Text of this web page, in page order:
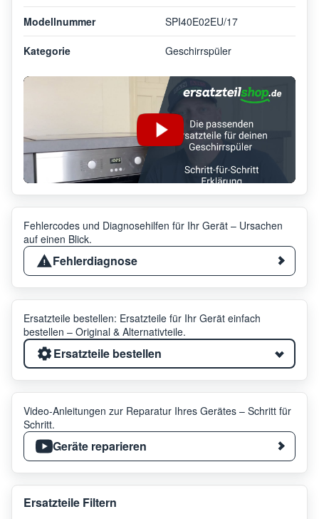
Modellnummer SPI40E02EU/17
Kategorie Geschirrspüler
Fehlercodes und Diagnosehilfen für Ihr Gerät – Ursachen
auf einen Blick.
Fehlerdiagnose
Ersatzteile bestellen: Ersatzteile für Ihr Gerät einfach
bestellen – Original & Alternativteile.
Ersatzteile bestellen
Video-Anleitungen zur Reparatur Ihres Gerätes – Schritt für
Schritt.
Geräte reparieren
Ersatzteile Filtern